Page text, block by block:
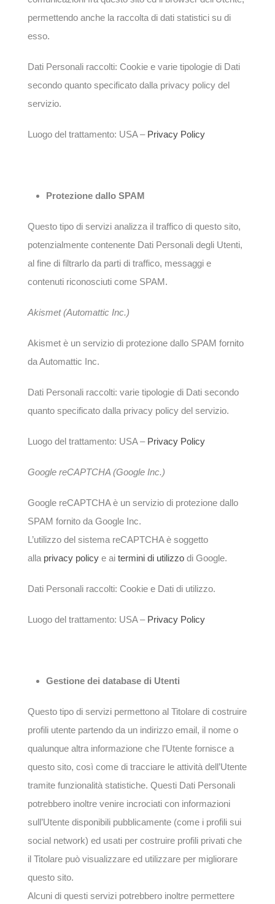
permettendo anche la raccolta di dati statistici su di
esso.
Dati Personali raccolti: Cookie e varie tipologie di Dati
secondo quanto specificato dalla privacy policy del
servizio.
Luogo del trattamento: USA – Privacy Policy
Protezione dallo SPAM
Questo tipo di servizi analizza il traffico di questo sito,
potenzialmente contenente Dati Personali degli Utenti,
al fine di filtrarlo da parti di traffico, messaggi e
contenuti riconosciuti come SPAM.
Akismet (Automattic Inc.)
Akismet è un servizio di protezione dallo SPAM fornito
da Automattic Inc.
Dati Personali raccolti: varie tipologie di Dati secondo
quanto specificato dalla privacy policy del servizio.
Luogo del trattamento: USA – Privacy Policy
Google reCAPTCHA (Google Inc.)
Google reCAPTCHA è un servizio di protezione dallo
SPAM fornito da Google Inc.
L’utilizzo del sistema reCAPTCHA è soggetto
alla privacy policy e ai termini di utilizzo di Google.
Dati Personali raccolti: Cookie e Dati di utilizzo.
Luogo del trattamento: USA – Privacy Policy
Gestione dei database di Utenti
Questo tipo di servizi permettono al Titolare di costruire
profili utente partendo da un indirizzo email, il nome o
qualunque altra informazione che l’Utente fornisce a
questo sito, così come di tracciare le attività dell’Utente
tramite funzionalità statistiche. Questi Dati Personali
potrebbero inoltre venire incrociati con informazioni
sull’Utente disponibili pubblicamente (come i profili sui
social network) ed usati per costruire profili privati che
il Titolare può visualizzare ed utilizzare per migliorare
questo sito.
Alcuni di questi servizi potrebbero inoltre permettere